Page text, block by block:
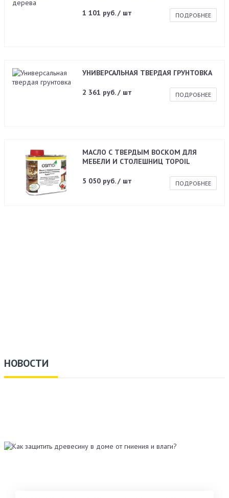
1 101 руб. / шт ПОДРОБНЕЕ
УНИВЕРСАЛЬНАЯ ТВЕРДАЯ ГРУНТОВКА
2 361 руб. / шт ПОДРОБНЕЕ
МАСЛО С ТВЕРДЫМ ВОСКОМ ДЛЯ
МЕБЕЛИ И СТОЛЕШНИЦ TOPOIL
5 050 руб. / шт ПОДРОБНЕЕ
НОВОСТИ